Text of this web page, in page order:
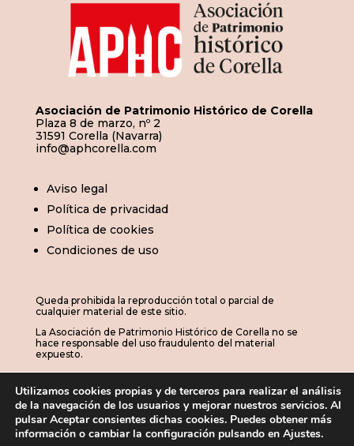
Asociación de Patrimonio Histórico de Corella
Plaza 8 de marzo, nº 2
31591 Corella (Navarra)
info@aphcorella.com
Aviso legal
Política de privacidad
Política de cookies
Condiciones de uso
Queda prohibida la reproducción total o parcial de
cualquier material de este sitio.
La Asociación de Patrimonio Histórico de Corella no se
hace responsable del uso fraudulento del material
expuesto.
© 2026 | APHC · Asociación de Patrimonio
Histórico de Corella
Utilizamos cookies propias y de terceros para realizar el análisis
de la navegación de los usuarios y mejorar nuestros servicios. Al
pulsar Aceptar consientes dichas cookies. Puedes obtener más
información o cambiar la configuración pulsando en Ajustes.